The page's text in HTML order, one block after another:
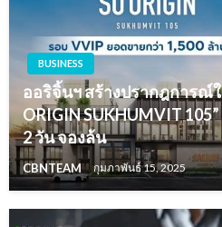
BUSINESS
ออริจิ้นฯ สร้างปรากฎการณ์
ORIGIN SUKHUMVIT
2 วัน จองล้น
CBNTEAM กุมภาพันธ์ 15, 2025